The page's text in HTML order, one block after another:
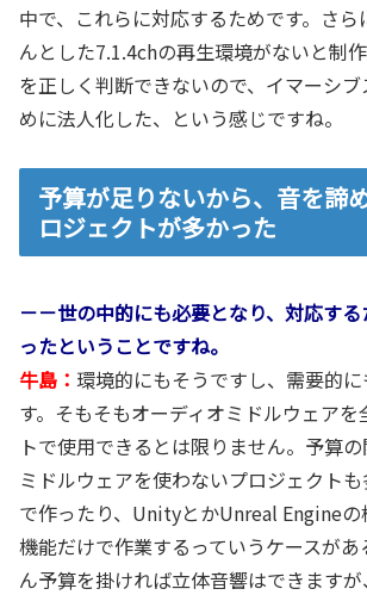
中で、これらに対応するためです。さら
んとした7.1.4chの再生環境がないと制
を正しく判断できないので、イマーシ
めに法人化した、という感じですね。
予算が足りないから、音を諦
ロジェクトが多かった
－－世の中的にも必要となり、対応す
ったということですね。
牛島： 環境的にもそうですし、需要的
す。そもそもオーディオミドルウェアを
トで使用できるとは限りません。予算
ミドルウェアを使わないプロジェクト
で作ったり、UnityとかUnreal Engineの
機能だけで作業するっていうケースがあ
ん予算を掛ければ立体音響はできます